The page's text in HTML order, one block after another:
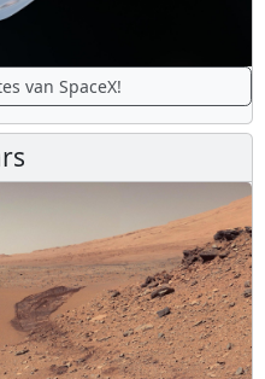
van SpaceX!